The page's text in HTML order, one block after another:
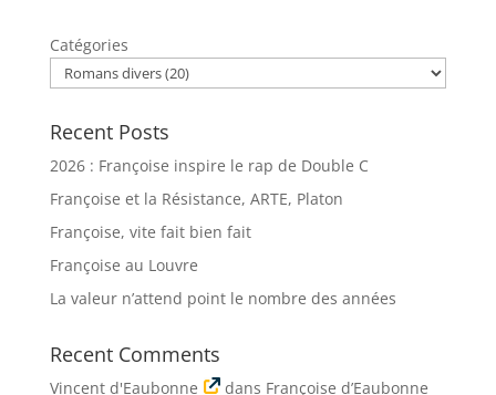
Catégories
Recent Posts
2026 : Françoise inspire le rap de Double C
Françoise et la Résistance, ARTE, Platon
Françoise, vite fait bien fait
Françoise au Louvre
La valeur n’attend point le nombre des années
Recent Comments
Vincent d'Eaubonne dans Françoise d’Eaubonne